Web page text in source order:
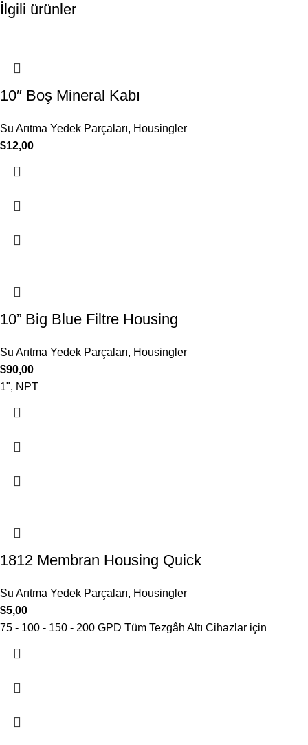
İlgili ürünler
10″ Boş Mineral Kabı
Su Arıtma Yedek Parçaları, Housingler
$12,00
10” Big Blue Filtre Housing
Su Arıtma Yedek Parçaları, Housingler
$90,00
1", NPT
1812 Membran Housing Quick
Su Arıtma Yedek Parçaları, Housingler
$5,00
75 - 100 - 150 - 200 GPD Tüm Tezgâh Altı Cihazlar için